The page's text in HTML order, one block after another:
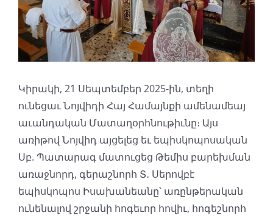
Կիրակի, 21 Սեպտեմբեր 2025-ին, տեղի
ունեցաւ Նոյվիդի Հայ Համայնքի ամենամեայ
աւանդական Մատաղօրհնութիւնը։ Այս
առիթով Նոյվիդ այցելեց եւ եպիսկոպոսական
Սբ. Պատարագ մատուցեց Թեմիս բարեխման
առաջնորդ, գերաշնորհ Տ․ Սերովբէ
եպիսկոպոս Իսախանեանը՝ առընթերական
ունենալով շրջանի հոգեւոր հովիւ, հոգեշնորհ